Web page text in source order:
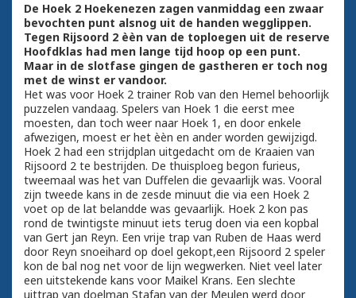
De Hoek 2 Hoekenezen zagen vanmiddag een zwaar
bevochten punt alsnog uit de handen wegglippen.
Tegen Rijsoord 2 èèn van de toploegen uit de reserve
Hoofdklas had men lange tijd hoop op een punt.
Maar in de slotfase gingen de gastheren er toch nog
met de winst er vandoor.
Het was voor Hoek 2 trainer Rob van den Hemel behoorlijk
puzzelen vandaag. Spelers van Hoek 1 die eerst mee
moesten, dan toch weer naar Hoek 1, en door enkele
afwezigen, moest er het èèn en ander worden gewijzigd.
Hoek 2 had een strijdplan uitgedacht om de Kraaien van
Rijsoord 2 te bestrijden. De thuisploeg begon furieus,
tweemaal was het van Duffelen die gevaarlijk was. Vooral
zijn tweede kans in de zesde minuut die via een Hoek 2
voet op de lat belandde was gevaarlijk. Hoek 2 kon pas
rond de twintigste minuut iets terug doen via een kopbal
van Gert jan Reyn. Een vrije trap van Ruben de Haas werd
door Reyn snoeihard op doel gekopt,een Rijsoord 2 speler
kon de bal nog net voor de lijn wegwerken. Niet veel later
een uitstekende kans voor Maikel Krans. Een slechte
uittrap van doelman Stafan van der Meulen werd door